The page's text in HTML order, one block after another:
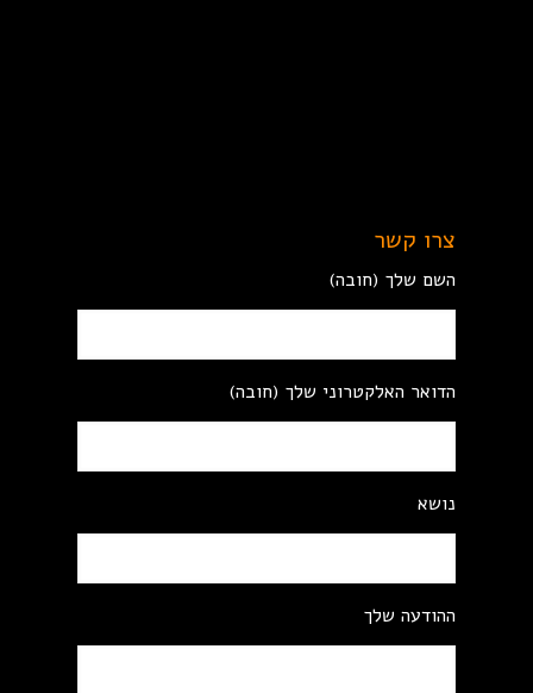
צרו קשר
השם שלך (חובה)
הדואר האלקטרוני שלך (חובה)
נושא
ההודעה שלך